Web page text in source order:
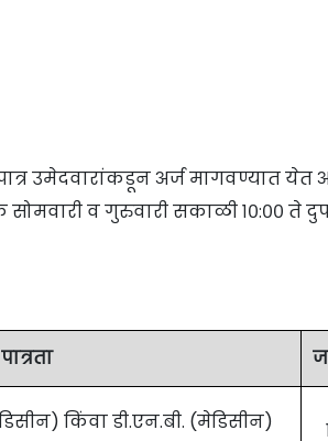
उमेदवारांकडून अर्ज मागवण्यात
व गुरुवारी सकाळी १०:०० ते
किंवा डी.एन.बी. (मेडिसीन)